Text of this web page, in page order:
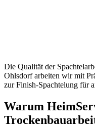
Die Qualität der
Ohlsdorf arbeiten wir mit
zur Finish-Spachtelung für
Warum